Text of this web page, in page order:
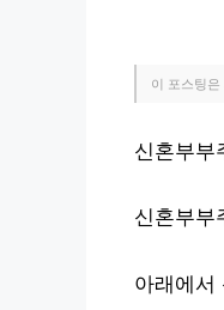
이 포스팅
신혼부부
신혼부부
아래에서